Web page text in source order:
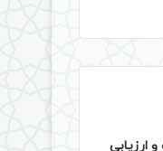
ارزیابی